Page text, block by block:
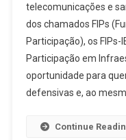
telecomunicações e
dos chamados FIPs
Participação), os
Participação em
oportunidade para
defensivas e, ao
Continue